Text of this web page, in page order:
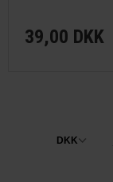
39,00 DKK